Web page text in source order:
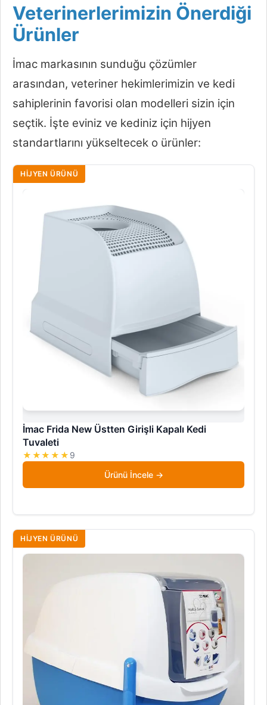
Veterinerlerimizin Önerdiği
Ürünler
İmac markasının sunduğu çözümler
arasından, veteriner hekimlerimizin ve kedi
sahiplerinin favorisi olan modelleri sizin için
seçtik. İşte eviniz ve kediniz için hijyen
standartlarını yükseltecek o ürünler:
HIJYEN ÜRÜNÜ
İmac Frida New Üstten Girişli Kapalı Kedi
Tuvaleti
★★★★★ 9
Ürünü İncele
HIJYEN ÜRÜNÜ